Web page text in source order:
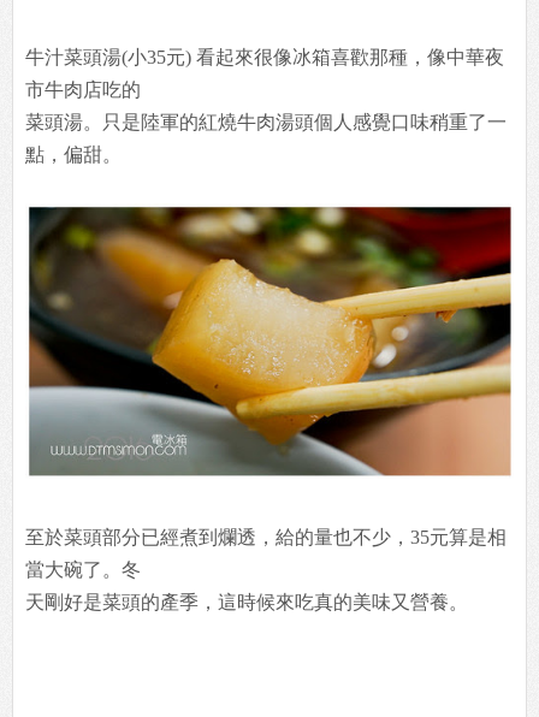
牛汁菜頭湯(小35元) 看起來很像冰箱喜歡那種，像中華夜
市牛肉店吃的
菜頭湯。只是陸軍的紅燒牛肉湯頭個人感覺口味稍重了一
點，偏甜。
至於菜頭部分已經煮到爛透，給的量也不少，35元算是相
當大碗了。冬
天剛好是菜頭的產季，這時候來吃真的美味又營養。